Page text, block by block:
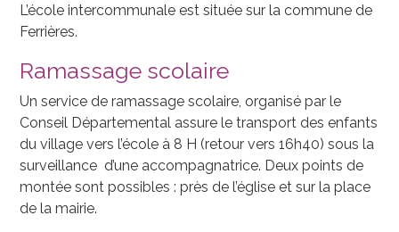
L’école intercommunale est située sur la commune de
Ferrières.
Ramassage scolaire
Un service de ramassage scolaire, organisé par le
Conseil Départemental assure le transport des enfants
du village vers l’école à 8 H (retour vers 16h40) sous la
surveillance d’une accompagnatrice. Deux points de
montée sont possibles : près de l’église et sur la place
de la mairie.